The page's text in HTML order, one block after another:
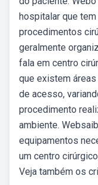
hospitalar que
procedimentos
geralmente
fala em centro
que existem
de acesso,
procedimento
ambiente.
equipamentos
um centro
Veja também os